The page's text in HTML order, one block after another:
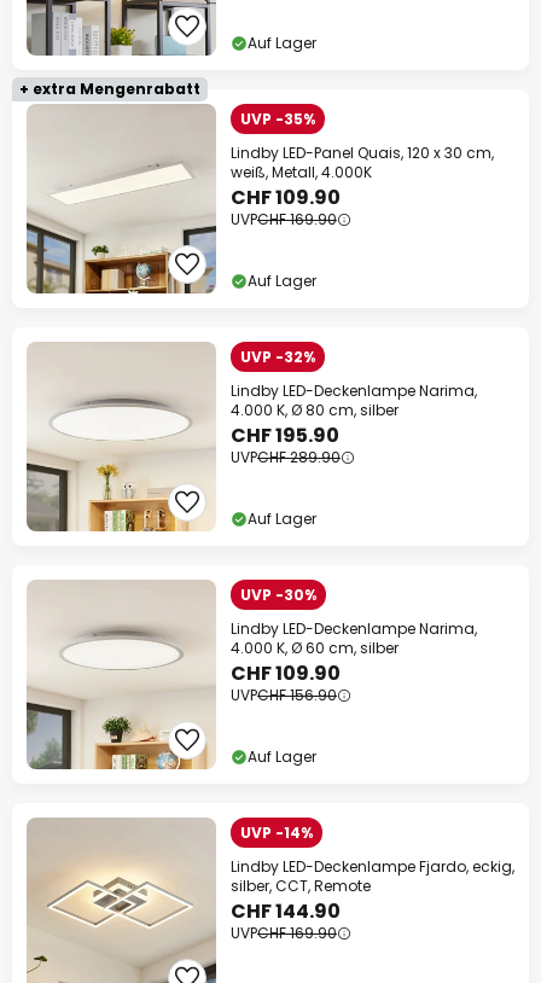
Auf Lager
+ extra Mengenrabatt
UVP -35%
Lindby LED-Panel Quais, 120 x 30 cm,
weiß, Metall, 4.000K
CHF 109.90
UVPCHF 169.90
Auf Lager
UVP -32%
Lindby LED-Deckenlampe Narima,
4.000 K, Ø 80 cm, silber
CHF 195.90
UVPCHF 289.90
Auf Lager
UVP -30%
Lindby LED-Deckenlampe Narima,
4.000 K, Ø 60 cm, silber
CHF 109.90
UVPCHF 156.90
Auf Lager
UVP -14%
Lindby LED-Deckenlampe Fjardo, eckig,
silber, CCT, Remote
CHF 144.90
UVPCHF 169.90